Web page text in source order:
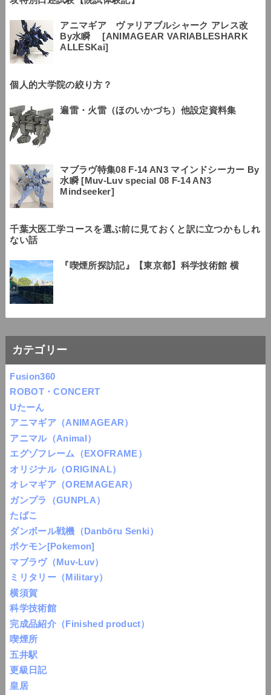
アニマギア ヴァリアブルシャーク アレス改
By水瞬 [ANIMAGEAR VARIABLESHARK
ALLESKai]
個人的大学院の絞り方？
遍雷・火雷（ほのいかづち）他設定資料集
マブラヴ特集08 F-14 AN3 マインドシーカー By
水瞬 [Muv-Luv special 08 F-14 AN3
Mindseeker]
千葉大医工学コースを選ぶ前に見ておくと訳に立つかもしれ
ない話
『喫煙所探訪記』【東京都】科学技術館 横
カテゴリー
Fusion360
ROBOT・CONCERT
Uたーん
アニマギア（ANIMAGEAR）
アニマル（Animal）
エグゾフレーム（EXOFRAME）
オリジナル（ORIGINAL）
オレマギア（OREMAGEAR）
ガンプラ（GUNPLA）
たばこ
ダンボール戦機（Danbōru Senki）
ポケモン[Pokemon]
マブラヴ（Muv-Luv）
ミリタリー（Military）
横須賀
科学技術館
完成品紹介（Finished product）
喫煙所
五井駅
更級日記
皇居